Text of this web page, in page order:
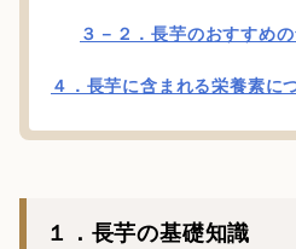
３－２．長芋のおすすめ
４．長芋に含まれる栄養素に
１．長芋の基礎知識